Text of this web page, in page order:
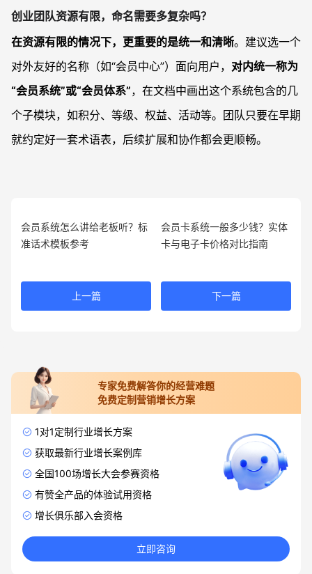
创业团队资源有限，命名需要多复杂吗？
在资源有限的情况下，更重要的是统一和清晰。建议选一个
对外友好的名称（如“会员中心”）面向用户， 对内统一称为
“会员系统”或“会员体系”，在文档中画出这个系统包含的几
个子模块，如积分、等级、权益、活动等。团队只要在早期
就约定好一套术语表，后续扩展和协作都会更顺畅。
会员系统怎么讲给老板听？标
准话术模板参考
上一篇
会员卡系统一般多少钱？实体
卡与电子卡价格对比指南
下一篇
专家免费解答你的经营难题
免费定制营销增长方案
1对1定制行业增长方案
获取最新行业增长案例库
全国100场增长大会参赛资格
有赞全产品的体验试用资格
增长俱乐部入会资格
立即咨询